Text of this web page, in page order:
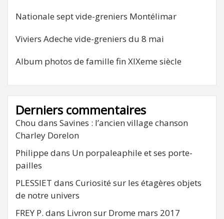
Nationale sept vide-greniers Montélimar
Viviers Adeche vide-greniers du 8 mai
Album photos de famille fin XIXeme siècle
Derniers commentaires
Chou dans Savines : l’ancien village chanson
Charley Dorelon
Philippe dans Un porpaleaphile et ses porte-
pailles
PLESSIET dans Curiosité sur les étagères objets
de notre univers
FREY P. dans Livron sur Drome mars 2017